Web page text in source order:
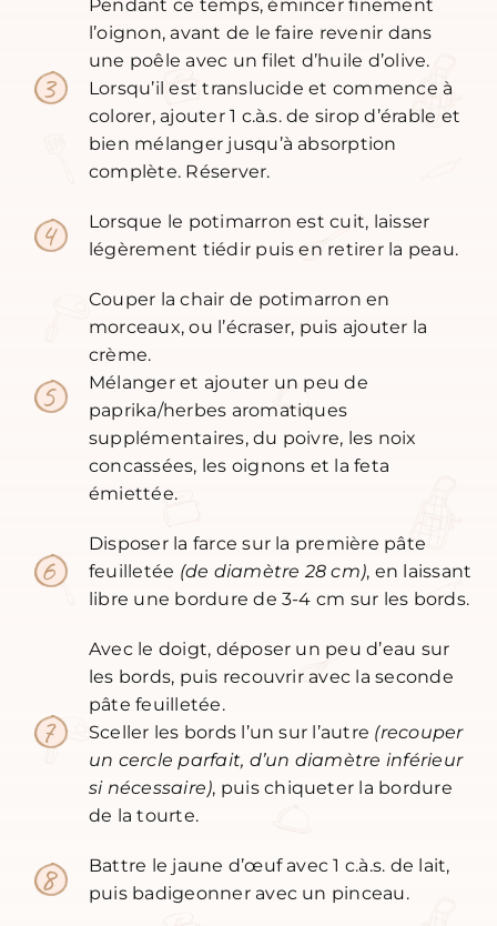
Pendant ce temps, émincer finement
l’oignon, avant de le faire revenir dans
une poêle avec un filet d’huile d’olive.
Lorsqu’il est translucide et commence à
colorer, ajouter 1 c.à.s. de sirop d’érable et
bien mélanger jusqu’à absorption
complète. Réserver.
Lorsque le potimarron est cuit, laisser
légèrement tiédir puis en retirer la peau.
Couper la chair de potimarron en
morceaux, ou l’écraser, puis ajouter la
crème.
Mélanger et ajouter un peu de
paprika/herbes aromatiques
supplémentaires, du poivre, les noix
concassées, les oignons et la feta
émiettée.
Disposer la farce sur la première pâte
feuilletée (de diamètre 28 cm), en laissant
libre une bordure de 3-4 cm sur les bords.
Avec le doigt, déposer un peu d’eau sur
les bords, puis recouvrir avec la seconde
pâte feuilletée.
Sceller les bords l’un sur l’autre (recouper
un cercle parfait, d’un diamètre inférieur
si nécessaire), puis chiqueter la bordure
de la tourte.
Battre le jaune d’œuf avec 1 c.à.s. de lait,
puis badigeonner avec un pinceau.